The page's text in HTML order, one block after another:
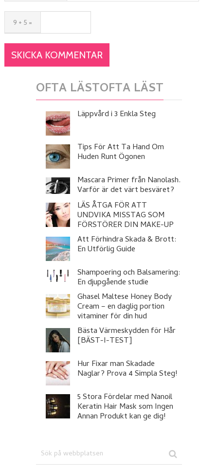
9 + 5 =
OFTA LÄSTOFTA LÄST
Läppvård i 3 Enkla Steg
Tips För Att Ta Hand Om
Huden Runt Ögonen
Mascara Primer från Nanolash.
Varför är det värt besväret?
LÄS ÅTGA FÖR ATT
UNDVIKA MISSTAG SOM
FÖRSTÖRER DIN MAKE-UP
Att Förhindra Skada & Brott:
En Utförlig Guide
Shampoering och Balsamering:
En djupgående studie
Ghasel Maltese Honey Body
Cream – en daglig portion
vitaminer för din hud
Bästa Värmeskydden för Hår
[BÄST-I-TEST]
Hur Fixar man Skadade
Naglar? Prova 4 Simpla Steg!
5 Stora Fördelar med Nanoil
Keratin Hair Mask som Ingen
Annan Produkt kan ge dig!